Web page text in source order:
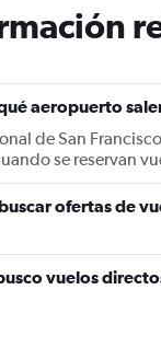
aeropuerto
de San
se reservan
ofertas de
vuelos